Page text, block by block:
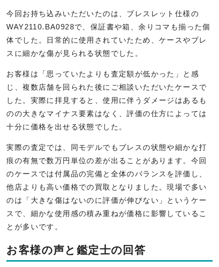
今回お持ち込みいただいたのは、ブレスレット仕様の
WAY2110.BA0928で、保証書や箱、余りコマも揃った個
体でした。日常的に使用されていたため、ケースやブレ
スに細かな傷が見られる状態でした。
お客様は「思っていたよりも査定額が低かった」と感
じ、複数店舗を回られた後にご相談いただいたケースで
した。実際に拝見すると、使用に伴うダメージはあるも
のの大きなマイナス要素はなく、評価の仕方によっては
十分に価格を出せる状態でした。
実際の査定では、同モデルでもブレスの状態や細かな打
痕の有無で数万円単位の差が出ることがあります。今回
のケースでは付属品の完備と全体のバランスを評価し、
他店よりも高い価格での買取となりました。現場で多い
のは「大きな傷はないのに評価が伸びない」というケー
スで、細かな使用感の積み重ねが価格に影響しているこ
とが多いです。
お客様の声と鑑定士の回答